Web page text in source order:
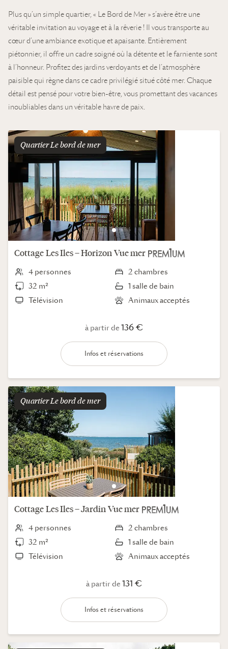
Plus qu’un simple quartier, « Le Bord de Mer » s’avère être une
véritable invitation au voyage et à la rêverie ! Il vous transporte au
cœur d’une ambiance exotique et apaisante. Entièrement
piétonnier, il offre un cadre soigné où la détente et le farniente sont
à l’honneur. Profitez des jardins verdoyants et de l’atmosphère
paisible qui règne dans ce cadre privilégié situé côté mer. Chaque
détail est pensé pour votre bien-être, vous promettant des vacances
inoubliables dans un véritable havre de paix.
Quartier le bord de mer
Cottage Les Iles – Horizon Vue mer
4 personnes
2 chambres
32 m²
1 salle de bain
Télévision
Animaux acceptés
à partir de 136 €
Infos et réservations
Quartier le bord de mer
Cottage Les Iles – Jardin Vue mer
4 personnes
2 chambres
32 m²
1 salle de bain
Télévision
Animaux acceptés
à partir de 131 €
Infos et réservations